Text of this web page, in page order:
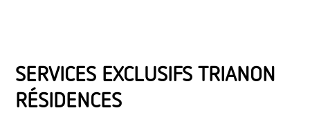
SERVICES EXCLUSIFS TRIANON
RÉSIDENCES